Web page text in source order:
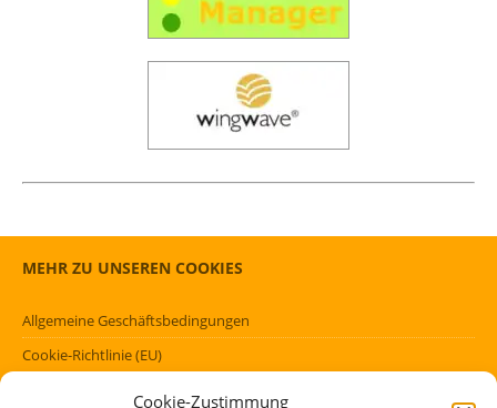
Cookie-Zustimmung
MEHR ZU UNSEREN COOKIES
Allgemeine Geschäftsbedingungen
Cookie-Richtlinie (EU)